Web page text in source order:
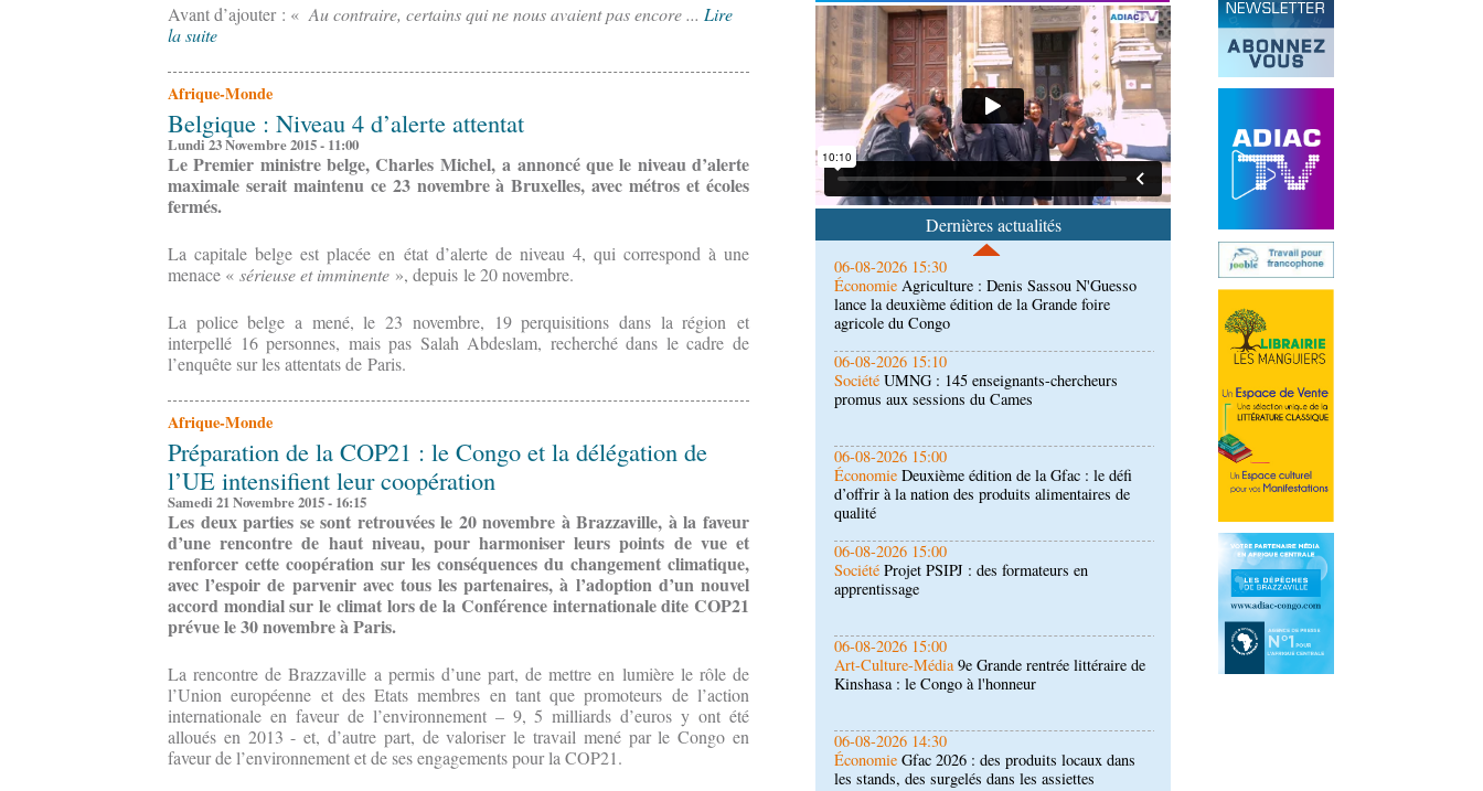
Avant d’ajouter : « Au contraire, certains qui ne nous avaient pas encore ... Lire
la suite
Afrique-Monde
Belgique : Niveau 4 d’alerte attentat
Lundi 23 Novembre 2015 - 11:00
Le Premier ministre belge, Charles Michel, a annoncé que le niveau d’alerte
maximale serait maintenu ce 23 novembre à Bruxelles, avec métros et écoles
fermés.
La capitale belge est placée en état d’alerte de niveau 4, qui correspond à une
menace « sérieuse et imminente », depuis le 20 novembre.
La police belge a mené, le 23 novembre, 19 perquisitions dans la région et
interpellé 16 personnes, mais pas Salah Abdeslam, recherché dans le cadre de
l’enquête sur les attentats de Paris.
Afrique-Monde
Préparation de la COP21 : le Congo et la délégation de
l’UE intensifient leur coopération
Samedi 21 Novembre 2015 - 16:15
Les deux parties se sont retrouvées le 20 novembre à Brazzaville, à la faveur
d’une rencontre de haut niveau, pour harmoniser leurs points de vue et
renforcer cette coopération sur les conséquences du changement climatique,
avec l’espoir de parvenir avec tous les partenaires, à l’adoption d’un nouvel
accord mondial sur le climat lors de la Conférence internationale dite COP21
prévue le 30 novembre à Paris.
La rencontre de Brazzaville a permis d’une part, de mettre en lumière le rôle de
l’Union européenne et des Etats membres en tant que promoteurs de l’action
internationale en faveur de l’environnement – 9, 5 milliards d’euros y ont été
alloués en 2013 - et, d’autre part, de valoriser le travail mené par le Congo en
faveur de l’environnement et de ses engagements pour la COP21.
Dernières actualités
06-08-2026 16:30
SociétéDiaspora : rencontre des Congolais de
l'étranger à Brazzaville
06-08-2026 15:30
lance la deuxième édition de la Grande foire
agricole du Congo
06-08-2026 15:10
SociétéUMNG : 145 enseignants-chercheurs
promus aux sessions du Cames
06-08-2026 15:00
ÉconomieDeuxième édition de la Gfac : le défi
d’offrir à la nation des produits alimentaires de
06-08-2026 15:00
SociétéProjet PSIPJ : des formateurs en
apprentissage
06-08-2026 15:00
Art-Culture-Média9e Grande rentrée littéraire de
Kinshasa : le Congo à l'honneur
06-08-2026 14:30
ÉconomieGfac 2026 : des produits locaux dans
les stands, des surgelés dans les assiettes
06-08-2026 14:15
SociétéÉpidémie d'Ebola : le gouvernement
renforce la riposte avec l'appui de l'OMS et